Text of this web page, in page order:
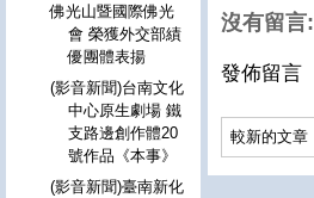
沒有留言:
發佈留言
較新的文章
佛光山暨國際佛光
會 榮獲外交部績
優團體表揚
(影音新聞)台南文化
中心原生劇場 鐵
支路邊創作體20
號作品《本事》
(影音新聞)臺南新化